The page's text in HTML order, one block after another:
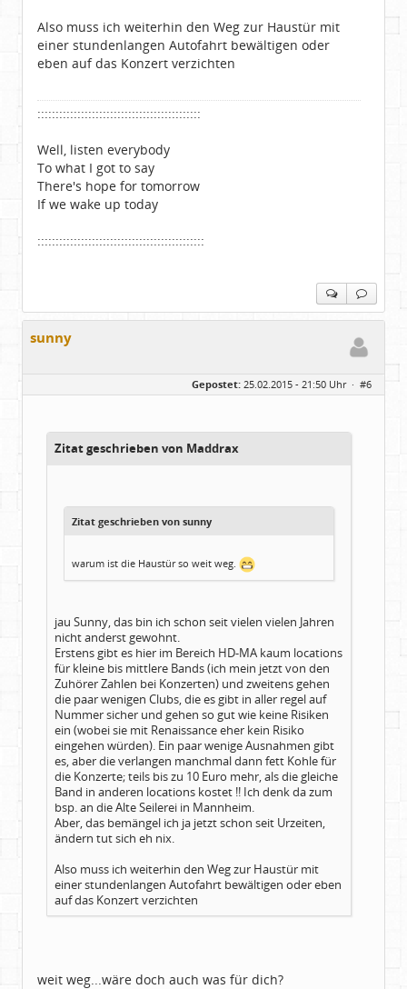
Also muss ich weiterhin den Weg zur Haustür mit
einer stundenlangen Autofahrt bewältigen oder
eben auf das Konzert verzichten
:::::::::::::::::::::::::::::::::::::::::::::
Well, listen everybody
To what I got to say
There's hope for tomorrow
If we wake up today
::::::::::::::::::::::::::::::::::::::::::::::
sunny
Gepostet: 25.02.2015 - 21:50 Uhr · #6
Zitat geschrieben von Maddrax
Zitat geschrieben von sunny
warum ist die Haustür so weit weg.
jau Sunny, das bin ich schon seit vielen vielen Jahren
nicht anderst gewohnt.
Erstens gibt es hier im Bereich HD-MA kaum locations
für kleine bis mittlere Bands (ich mein jetzt von den
Zuhörer Zahlen bei Konzerten) und zweitens gehen
die paar wenigen Clubs, die es gibt in aller regel auf
Nummer sicher und gehen so gut wie keine Risiken
ein (wobei sie mit Renaissance eher kein Risiko
eingehen würden). Ein paar wenige Ausnahmen gibt
es, aber die verlangen manchmal dann fett Kohle für
die Konzerte; teils bis zu 10 Euro mehr, als die gleiche
Band in anderen locations kostet !! Ich denk da zum
bsp. an die Alte Seilerei in Mannheim.
Aber, das bemängel ich ja jetzt schon seit Urzeiten,
ändern tut sich eh nix.
Also muss ich weiterhin den Weg zur Haustür mit
einer stundenlangen Autofahrt bewältigen oder eben
auf das Konzert verzichten
weit weg...wäre doch auch was für dich?